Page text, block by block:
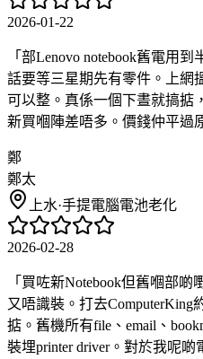
2026-01-22
「 部Lenovo notebook舊電用
話要等三星期先有零件。上網
可以整。真係一個下晝就搞掂
新買嗰陣差唔多。價錢仲平過
鄭
鄭太
上水·手提電腦電池老化
2026-02-28
「 買咗新Notebook但舊嗰部啲
又唔識裝。打去
掂。舊機所有file、email、
裝埋printer driver。對於我呢